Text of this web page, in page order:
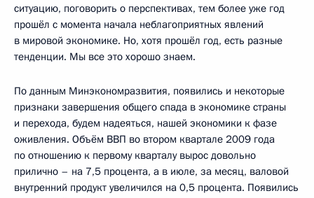
ситуацию, поговорить о перспективах, тем более уже год
прошёл с момента начала неблагоприятных явлений
в мировой экономике. Но, хотя прошёл год, есть разные
тенденции. Мы все это хорошо знаем.
По данным Минэкономразвития, появились и некоторые
признаки завершения общего спада в экономике страны
и перехода, будем надеяться, нашей экономики к фазе
оживления. Объём ВВП во втором квартале 2009 года
по отношению к первому кварталу вырос довольно
прилично – на 7,5 процента, а в июле, за месяц, валовой
внутренний продукт увеличился на 0,5 процента. Появились